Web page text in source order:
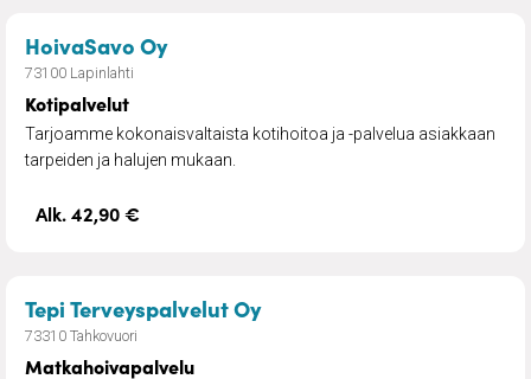
HoivaSavo Oy– Kotipalvelut
73100 Lapinlahti
Kotipalvelut
Tarjoamme kokonaisvaltaista kotihoitoa ja -palvelua asiakkaan
tarpeiden ja halujen mukaan.
Alk. 42,90 €
Tepi Terveyspalvelut Oy– Matkahoivapalvelu
73310 Tahkovuori
Matkahoivapalvelu